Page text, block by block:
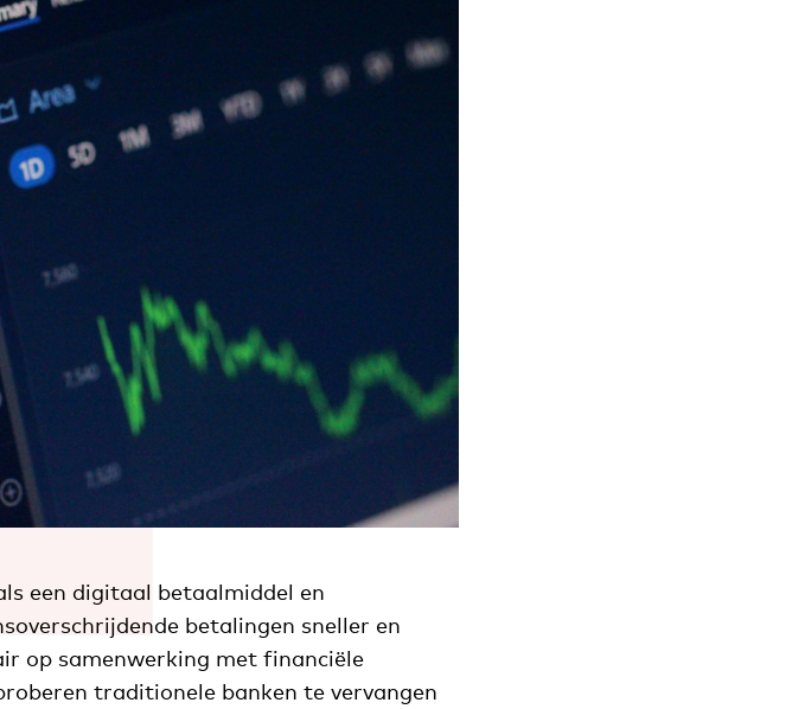
een digitaal betaalmiddel en
betalingen sneller en
op samenwerking met financiële
traditionele banken te vervangen